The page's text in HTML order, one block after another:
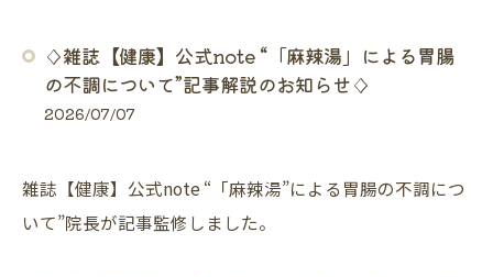
♢雑誌【健康】公式note “「麻辣湯」による胃腸
の不調について”記事解説のお知らせ♢
2026/07/07
雑誌【健康】公式note “「麻辣湯”による胃腸の不調につ
いて”院長が記事監修しました。